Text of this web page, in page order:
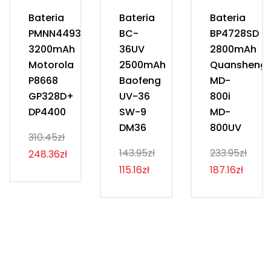
Bateria
PMNN4493D
3200mAh
Motorola
P8668
GP328D+
DP4400
310.45zł
248.36zł
Bateria
BC-
36UV
2500mAh
Baofeng
UV-36
SW-9
DM36
143.95zł
115.16zł
Bateria
BP4728SD
2800mAh
Quansheng
MD-
800i
MD-
800UV
233.95zł
187.16zł